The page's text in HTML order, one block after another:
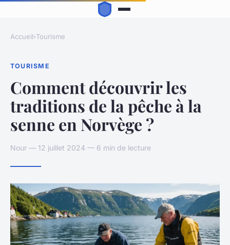
Accueil›Tourisme
TOURISME
Comment découvrir les
traditions de la pêche à la
senne en Norvège ?
Nour — 12 juillet 2024 — 6 min de lecture